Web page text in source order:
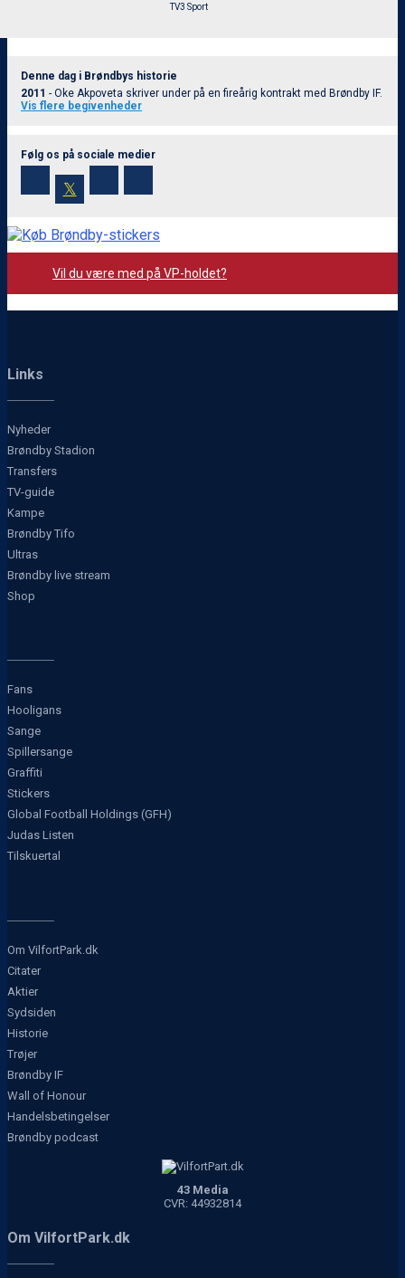
TV3 Sport
Denne dag i Brøndbys historie
2011 - Oke Akpoveta skriver under på en fireårig kontrakt med Brøndby IF.
Vis flere begivenheder
Følg os på sociale medier
𝕏
Vil du være med på VP-holdet?
Links
Nyheder
Brøndby Stadion
Transfers
TV-guide
Kampe
Brøndby Tifo
Ultras
Brøndby live stream
Shop
Fans
Hooligans
Sange
Spillersange
Graffiti
Stickers
Global Football Holdings (GFH)
Judas Listen
Tilskuertal
Om VilfortPark.dk
Citater
Aktier
Sydsiden
Historie
Trøjer
Brøndby IF
Wall of Honour
Handelsbetingelser
Brøndby podcast
43 Media
CVR: 44932814
Om VilfortPark.dk